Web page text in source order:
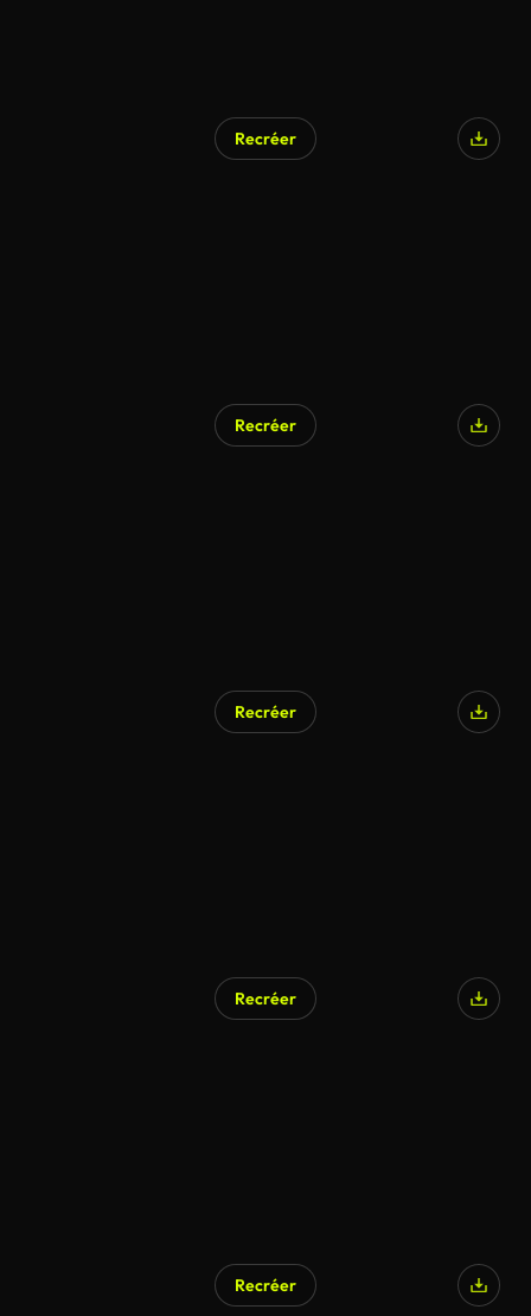
Recréer
Recréer
Recréer
Recréer
Recréer